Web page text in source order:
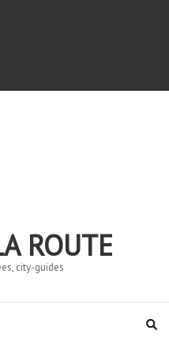
ROUTE
city-guides